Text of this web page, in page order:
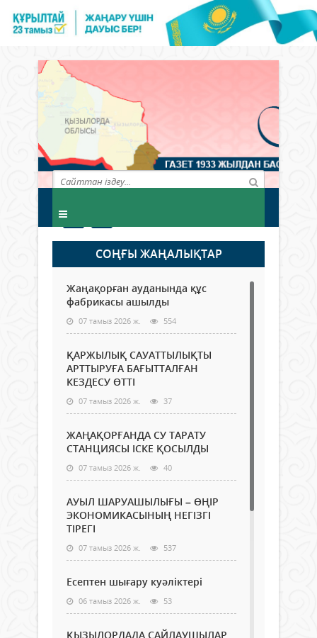
СОҢҒЫ ЖАҢАЛЫҚТАР
Жаңақорған ауданында құс
фабрикасы ашылды
07 тамыз 2026 ж. 554
ҚАРЖЫЛЫҚ САУАТТЫЛЫҚТЫ
АРТТЫРУҒА БАҒЫТТАЛҒАН
КЕЗДЕСУ ӨТТІ
07 тамыз 2026 ж. 37
ЖАҢАҚОРҒАНДА СУ ТАРАТУ
СТАНЦИЯСЫ ІСКЕ ҚОСЫЛДЫ
07 тамыз 2026 ж. 40
АУЫЛ ШАРУАШЫЛЫҒЫ – ӨҢІР
ЭКОНОМИКАСЫНЫҢ НЕГІЗГІ
ТІРЕГІ
07 тамыз 2026 ж. 537
Есептен шығару куәліктері
06 тамыз 2026 ж. 53
ҚЫЗЫЛОРДАДА САЙЛАУШЫЛАР